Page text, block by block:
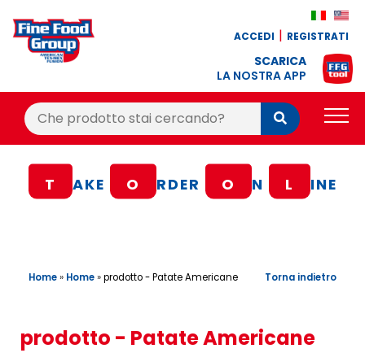
ACCEDI REGISTRATI
SCARICA
LA NOSTRA APP
Cerca:
Cerca
BLOG
CONTATTI
T AKE O RDER O N L INE
Home» Home»prodotto - Patate Americane Torna indietro
prodotto - Patate Americane